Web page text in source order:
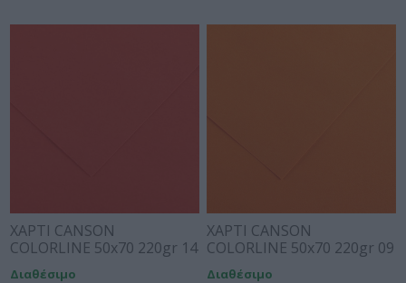
ΧΑΡΤΙ CANSON
COLORLINE 50x70 220gr 14
TOMATO
Διαθέσιμο
ΧΑΡΤΙ CANSON
COLORLINE 50x70 220gr 09
ORANGE
Διαθέσιμο